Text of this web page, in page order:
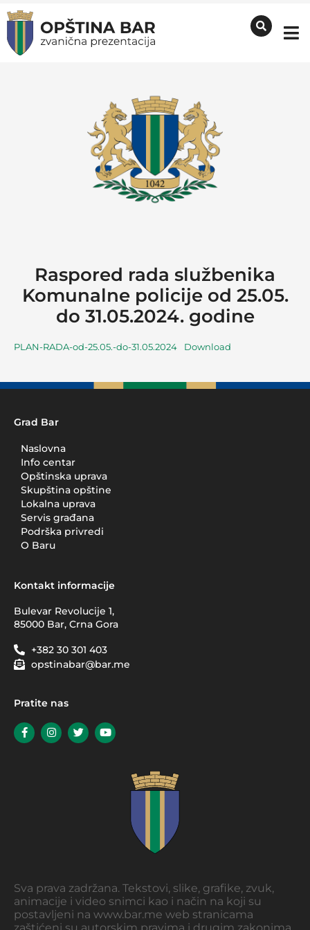
Raspored rada službenika
Komunalne policije od 25.05.
do 31.05.2024. godine
PLAN-RADA-od-25.05.-do-31.05.2024 Download
Grad Bar
Naslovna
Info centar
Opštinska uprava
Skupština opštine
Lokalna uprava
Servis građana
Podrška privredi
O Baru
Kontakt informacije
Bulevar Revolucije 1,
85000 Bar, Crna Gora
+382 30 301 403
opstinabar@bar.me
Pratite nas
Sva prava zadržana. Tekstovi, slike, grafike, zvuk,
animacije i video snimci kao i način na koji su
postavljeni na www.bar.me web stranicama